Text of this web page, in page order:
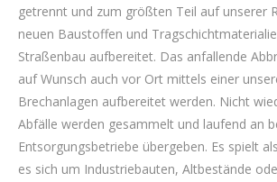
getrennt und zum größten Teil auf unserer
neuen Baustoffen und
Straßenbau aufbereitet. Das anfallende
auf Wunsch auch vor Ort mittels einer
Brechanlagen aufbereitet werden. Nicht
Abfälle werden gesammelt und laufend an
Entsorgungsbetriebe übergeben. Es spielt
es sich um Industriebauten, Altbestände